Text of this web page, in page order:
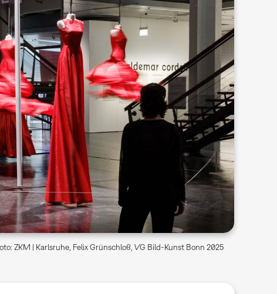
ZKM | Karlsruhe, Felix Grünschloß, VG Bild-Kunst Bonn 2025